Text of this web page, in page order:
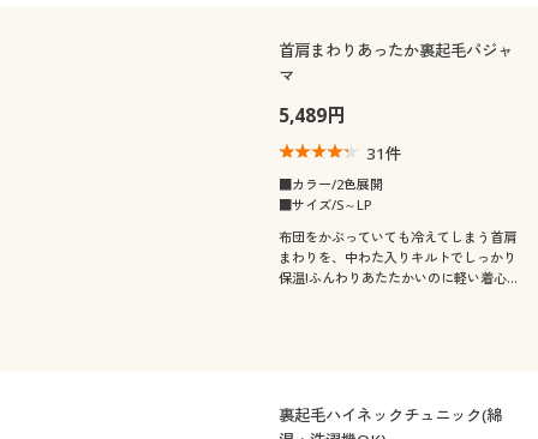
首肩まわりあったか裏起毛パジャ
マ
5,489円
31件
■カラー/2色展開
■サイズ/S～LP
布団をかぶっていても冷えてしまう首肩
まわりを、中わた入りキルトでしっかり
保温!ふんわりあたたかいのに軽い着心
裏起毛ハイネックチュニック(綿